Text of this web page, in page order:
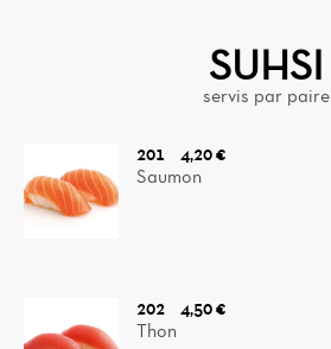
SUHSI
servis par paire
201
4,20 €
Saumon
202
4,50 €
Thon